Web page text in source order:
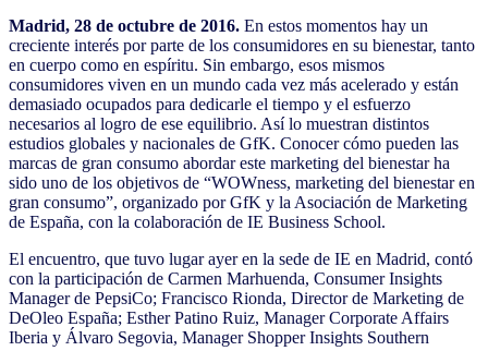
Madrid, 28 de octubre de 2016. En estos momentos hay un
creciente interés por parte de los consumidores en su bienestar, tanto
en cuerpo como en espíritu. Sin embargo, esos mismos
consumidores viven en un mundo cada vez más acelerado y están
demasiado ocupados para dedicarle el tiempo y el esfuerzo
necesarios al logro de ese equilibrio. Así lo muestran distintos
estudios globales y nacionales de GfK. Conocer cómo pueden las
marcas de gran consumo abordar este marketing del bienestar ha
sido uno de los objetivos de “WOWness, marketing del bienestar en
gran consumo”, organizado por GfK y la Asociación de Marketing
de España, con la colaboración de IE Business School.
El encuentro, que tuvo lugar ayer en la sede de IE en Madrid, contó
con la participación de Carmen Marhuenda, Consumer Insights
Manager de PepsiCo; Francisco Rionda, Director de Marketing de
DeOleo España; Esther Patino Ruiz, Manager Corporate Affairs
Iberia y Álvaro Segovia, Manager Shopper Insights Southern